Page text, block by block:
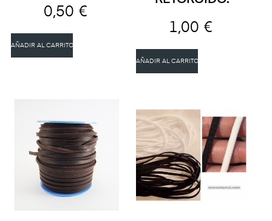
0,50 €
AÑADIR AL CARRITO
1,00 €
AÑADIR AL CARRITO